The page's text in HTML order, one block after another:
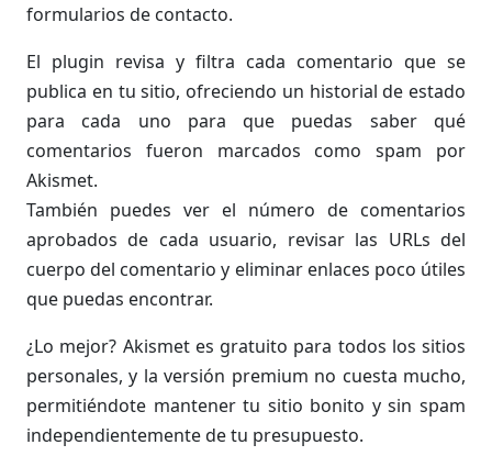
formularios de contacto.
El plugin revisa y filtra cada comentario que se
publica en tu sitio, ofreciendo un historial de estado
para cada uno para que puedas saber qué
comentarios fueron marcados como spam por
Akismet.
También puedes ver el número de comentarios
aprobados de cada usuario, revisar las URLs del
cuerpo del comentario y eliminar enlaces poco útiles
que puedas encontrar.
¿Lo mejor? Akismet es gratuito para todos los sitios
personales, y la versión premium no cuesta mucho,
permitiéndote mantener tu sitio bonito y sin spam
independientemente de tu presupuesto.